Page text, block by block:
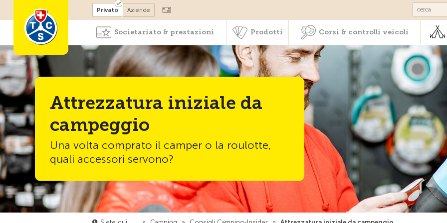
Diventare socio Corsi & controlli
Privato Aziende
Societariato & prestazioni Prodotti Corsi & controlli veicoli
Attrezzatura iniziale da
campeggio
Una volta comprato il camper o la roulotte,
quali accessori servono?